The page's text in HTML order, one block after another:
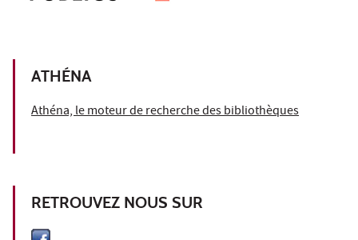
ATHÉNA
Athéna, le moteur de recherche des bibliothèques
RETROUVEZ NOUS SUR